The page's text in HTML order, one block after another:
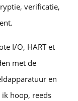
verificatie,
I/O, HART et
met de
en
hoop, reeds